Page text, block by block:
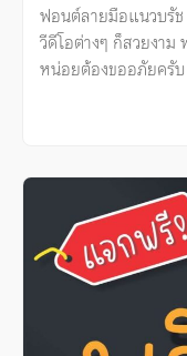
ฟอนต์ลายมือแนวบรัช
วีดีโอต่างๆ ก็สวยงา
หน่อยต้องขออภัยครับ